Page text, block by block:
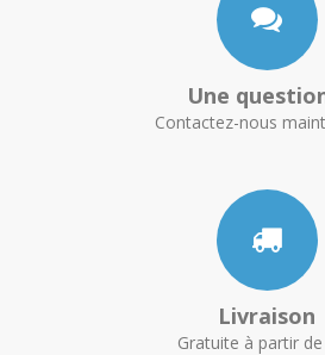
Une
Contactez-nous
Livraison
Gratuite à partir